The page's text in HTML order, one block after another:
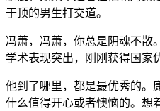
于顶的男生打交道。
冯萧，冯萧，你总是阴魂不散
学术表现突出，刚刚获得国家
他到了哪里，都是最优秀的。
什么值得开心或者懊恼的。想